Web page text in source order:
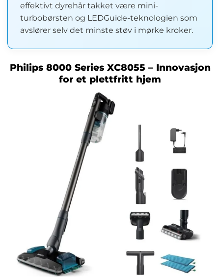
effektivt dyrehår takket være mini-
turbobørsten og LEDGuide-teknologien som
avslører selv det minste støv i mørke kroker.
Philips 8000 Series XC8055 – Innovasjon
for et plettfritt hjem